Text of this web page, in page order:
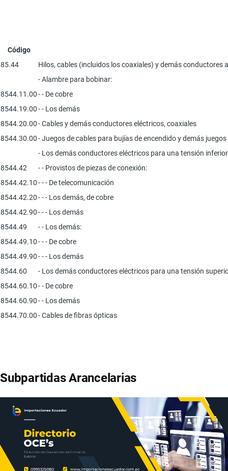
Código
85.44
Hilos, cables (incluidos los coaxiales) y demás
- Alambre para bobinar:
8544.11.00- - De cobre
8544.19.00- - Los demás
8544.20.00- Cables y demás conductores eléctricos, coaxiales
8544.30.00- Juegos de cables para bujías de encendido y demás
- Los demás conductores eléctricos para una tensión
8544.42
- - Provistos de piezas de conexión:
8544.42.10- - - De telecomunicación
8544.42.20- - - Los demás, de cobre
8544.42.90- - - Los demás
8544.49
- - Los demás:
8544.49.10- - - De cobre
8544.49.90- - - Los demás
8544.60
- Los demás conductores eléctricos para una tensión
8544.60.10- - De cobre
8544.60.90- - Los demás
8544.70.00- Cables de fibras ópticas
Subpartidas Arancelarias